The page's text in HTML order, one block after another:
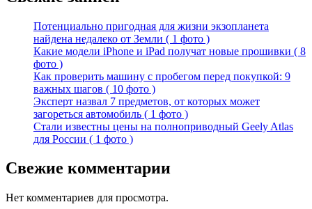
Потенциально пригодная для жизни экзопланета
найдена недалеко от Земли ( 1 фото )
Какие модели iPhone и iPad получат новые прошивки ( 8
фото )
Как проверить машину с пробегом перед покупкой: 9
важных шагов ( 10 фото )
Эксперт назвал 7 предметов, от которых может
загореться автомобиль ( 1 фото )
Стали известны цены на полноприводный Geely Atlas
для России ( 1 фото )
Свежие комментарии
Нет комментариев для просмотра.